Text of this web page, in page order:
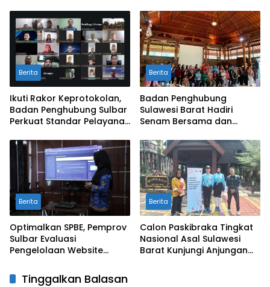
Harga Pangan
BSPS
Berita
Ikuti Rakor Keprotokolan,
Badan Penghubung Sulbar
Perkuat Standar Pelayanan
Berita
Badan Penghubung
Sulawesi Barat Hadiri
Senam Bersama dan
dengan Anjungan Daerah
Berita
Optimalkan SPBE, Pemprov
Sulbar Evaluasi
Pengelolaan Website
Berita
Calon Paskibraka Tingkat
Nasional Asal Sulawesi
Barat Kunjungi Anjungan
Tinggalkan Balasan